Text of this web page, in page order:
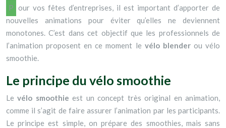
Pour vos fêtes d’entreprises, il est important d’apporter de
nouvelles animations pour éviter qu’elles ne deviennent
monotones. C’est dans cet objectif que les professionnels de
l’animation proposent en ce moment le vélo blenderou vélo
smoothie.
Le principe du vélo smoothie
Levélo smoothie est un concept très original en animation,
comme il s’agit de faire assurer l’animation par les participants.
Le principe est simple, on prépare des smoothies, mais sans